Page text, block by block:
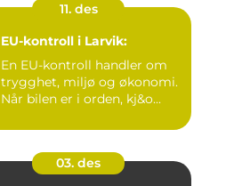
11. des
EU-kontroll i Larvik:
En EU-kontroll handler om
trygghet, miljø og økonomi.
Når bilen er i orden, kj&o...
03. des